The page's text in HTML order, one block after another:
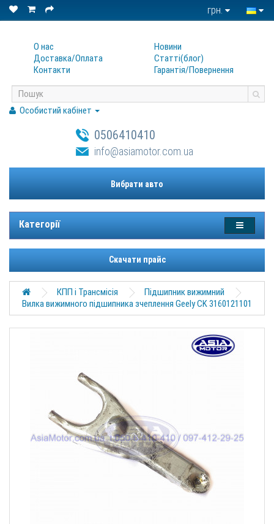
грн.
О нас
Доставка/Оплата
Контакти
Новини
Статтi(блог)
Гарантiя/Повернення
Особистий кабінет
0506410410
info@asiamotor.com.ua
Вибрати авто
Категорії
Скачати прайс
КПП і Трансмісія
Підшипник вижимний
Вилка вижимного підшипника зчеплення Geely CK 3160121101